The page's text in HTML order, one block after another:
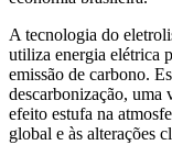
A tecnologia do
utiliza energia elétrica
emissão de carbono.
descarbonização, uma
efeito estufa na
global e às alterações